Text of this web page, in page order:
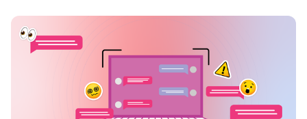
How to Protect Your Privacy From ChatGPT and Other